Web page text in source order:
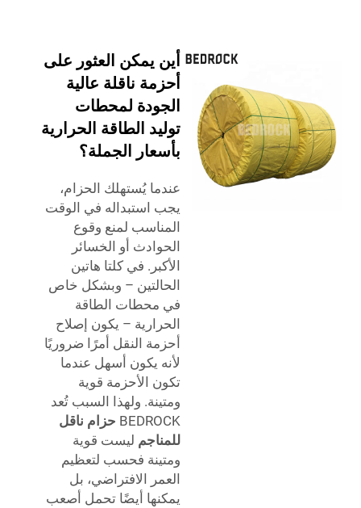
أين يمكن العثور على
أحزمة ناقلة عالية
الجودة لمحطات
توليد الطاقة الحرارية
بأسعار الجملة؟
عندما يُستهلك الحزام،
يجب استبداله في الوقت
المناسب لمنع وقوع
الحوادث أو الخسائر
الأكبر. في كلتا هاتين
الحالتين – وبشكل خاص
في محطات الطاقة
الحرارية – يكون إصلاح
أحزمة النقل أمرًا ضروريًا
لأنه يكون أسهل عندما
تكون الأحزمة قوية
ومتينة. ولهذا السبب تُعد
BEDROCK حزام ناقل
للمناجم ليست قوية
ومتينة فحسب لتعظيم
العمر الافتراضي، بل
يمكنها أيضًا تحمل أصعب